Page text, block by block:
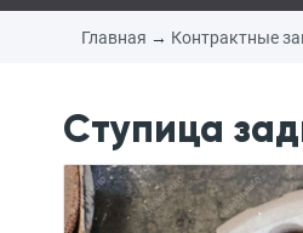
Главная → Контрактные
Ступица